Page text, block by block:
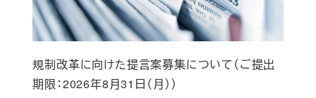
規制改革に向けた提言案募集について（ご提出
期限：2026年8月31日（月））